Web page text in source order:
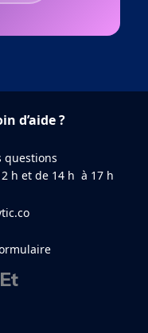
d’aide ?
questions
h et de 14 h à 17 h